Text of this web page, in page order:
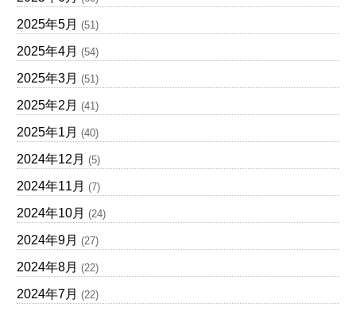
2025年5月 (51)
2025年4月 (54)
2025年3月 (51)
2025年2月 (41)
2025年1月 (40)
2024年12月 (5)
2024年11月 (7)
2024年10月 (24)
2024年9月 (27)
2024年8月 (22)
2024年7月 (22)